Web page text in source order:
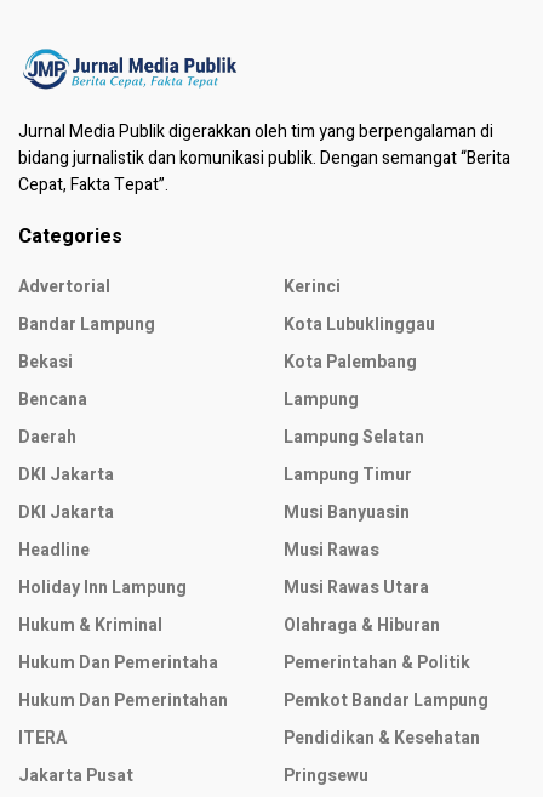
Jurnal Media Publik digerakkan oleh tim yang berpengalaman di
bidang jurnalistik dan komunikasi publik. Dengan semangat “Berita
Cepat, Fakta Tepat”.
Categories
Advertorial
Bandar Lampung
Bekasi
Bencana
Daerah
DKI Jakarta
DKI Jakarta
Headline
Holiday Inn Lampung
Hukum & Kriminal
Hukum Dan Pemerintaha
Hukum Dan Pemerintahan
ITERA
Jakarta Pusat
Kerinci
Kota Lubuklinggau
Kota Palembang
Lampung
Lampung Selatan
Lampung Timur
Musi Banyuasin
Musi Rawas
Musi Rawas Utara
Olahraga & Hiburan
Pemerintahan & Politik
Pemkot Bandar Lampung
Pendidikan & Kesehatan
Pringsewu